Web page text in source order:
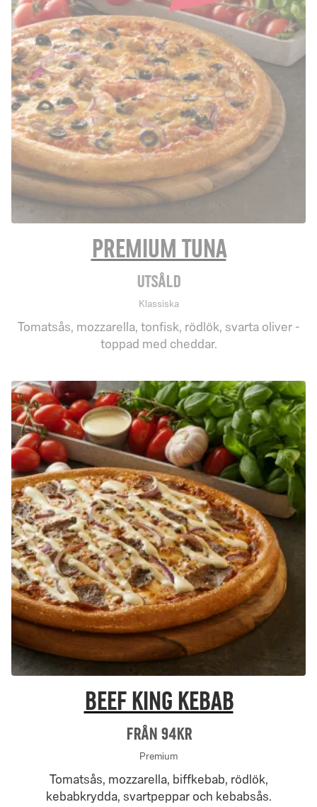
Premium Tuna
Utsåld
Klassiska
Tomatsås, mozzarella, tonfisk, rödlök, svarta oliver -
toppad med cheddar.
Beef King Kebab
Från 94Kr
Premium
Tomatsås, mozzarella, biffkebab, rödlök,
kebabkrydda, svartpeppar och kebabsås.